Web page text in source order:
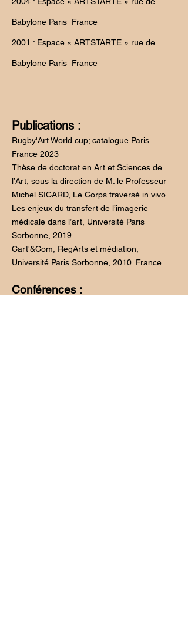
Babylone Paris France
2001 : Espace « ARTSTARTE » rue de
Babylone Paris France
Publications :
Rugby'Art World cup; catalogue Paris
France 2023
Thèse de doctorat en Art et Sciences de
l’Art, sous la direction de M. le Professeur
Michel SICARD, Le Corps traversé in vivo.
Les enjeux du transfert de l’imagerie
médicale dans l’art, Université Paris
Sorbonne, 2019.
Cart'&Com, RegArts et médiation,
Université Paris Sorbonne, 2010. France
Conférences :